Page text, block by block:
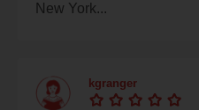
New York...
kgranger